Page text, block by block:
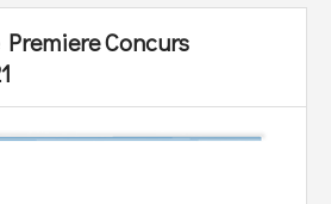
Concurs